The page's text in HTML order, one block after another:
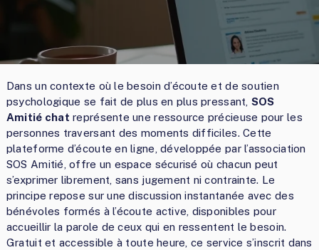
Dans un contexte où le besoin d’écoute et de soutien
psychologique se fait de plus en plus pressant, SOS
Amitié chat représente une ressource précieuse pour les
personnes traversant des moments difficiles. Cette
plateforme d’écoute en ligne, développée par l’association
SOS Amitié, offre un espace sécurisé où chacun peut
s’exprimer librement, sans jugement ni contrainte. Le
principe repose sur une discussion instantanée avec des
bénévoles formés à l’écoute active, disponibles pour
accueillir la parole de ceux qui en ressentent le besoin.
Gratuit et accessible à toute heure, ce service s’inscrit dans